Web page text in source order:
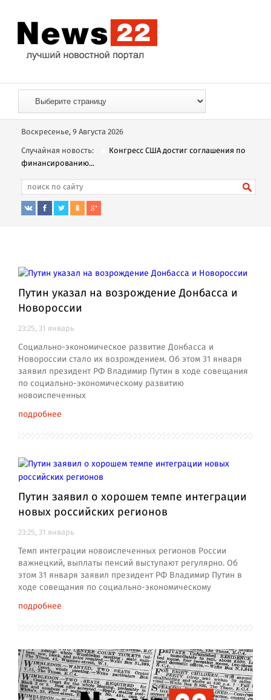
Воскресенье, 9 Августа 2026
Случайная новость:
Конгресс США достиг соглашения по
финансированию...
Путин указал на возрождение Донбасса и
Новороссии
23:25, 31 январь
Социально-экономическое развитие Донбасса и
Новороссии стало их возрождением. Об этом 31 января
заявил президент РФ Владимир Путин в ходе совещания
по социально-экономическому развитию
новоиспеченных
подробнее
Путин заявил о хорошем темпе интеграции
новых российских регионов
23:25, 31 январь
Темп интеграции новоиспеченных регионов России
важнецкий, выплаты пенсий выступают регулярно. Об
этом 31 января заявил президент РФ Владимир Путин в
ходе совещания по социально-экономическому
подробнее